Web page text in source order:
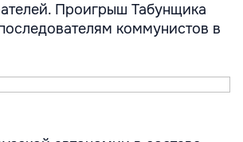
Проигрыш Табунщика
коммунистов в